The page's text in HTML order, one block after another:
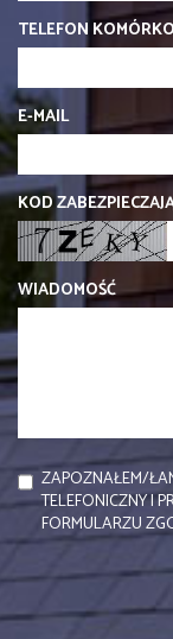
TELEFON
E-MAIL
KOD
WIADOMOŚĆ
ZAPOZNAŁEM/
TELEFONICZNY I
FORMULARZU